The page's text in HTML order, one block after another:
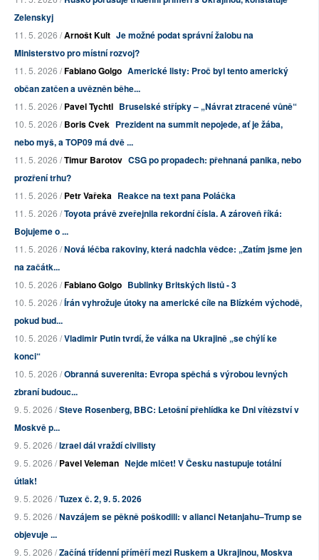
Zelenskyj
11. 5. 2026 /Arnošt Kult Je možné podat správní žalobu na
Ministerstvo pro místní rozvoj?
11. 5. 2026 /Fabiano Golgo Americké listy: Proč byl tento americký
občan zatčen a uvězněn běhe...
11. 5. 2026 /Pavel Tychtl Bruselské střípky – „Návrat ztracené vůně“
10. 5. 2026 /Boris Cvek Prezident na summit nepojede, ať je žába,
nebo myš, a TOP09 má dvě ...
11. 5. 2026 /Timur Barotov CSG po propadech: přehnaná panika, nebo
prozření trhu?
11. 5. 2026 /Petr Vařeka Reakce na text pana Poláčka
11. 5. 2026 /Toyota právě zveřejnila rekordní čísla. A zároveň říká:
Bojujeme o ...
11. 5. 2026 /Nová léčba rakoviny, která nadchla vědce: „Zatím jsme jen
na začátk...
10. 5. 2026 /Fabiano Golgo Bublinky Britských listů - 3
10. 5. 2026 /Írán vyhrožuje útoky na americké cíle na Blízkém východě,
pokud bud...
10. 5. 2026 /Vladimir Putin tvrdí, že válka na Ukrajině „se chýlí ke
konci“
10. 5. 2026 /Obranná suverenita: Evropa spěchá s výrobou levných
zbraní budouc...
9. 5. 2026 /Steve Rosenberg, BBC: Letošní přehlídka ke Dni vítězství v
Moskvě p...
9. 5. 2026 /Izrael dál vraždí civilisty
9. 5. 2026 /Pavel Veleman Nejde mlčet! V Česku nastupuje totální
útlak!
9. 5. 2026 /Tuzex č. 2, 9. 5. 2026
9. 5. 2026 /Navzájem se pěkně poškodili: v alianci Netanjahu–Trump se
objevuje ...
9. 5. 2026 /Začíná třídenní příměří mezi Ruskem a Ukrajinou, Moskva